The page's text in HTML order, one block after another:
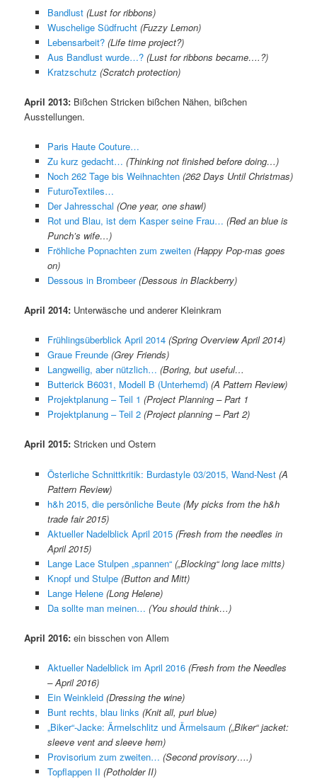
Bandlust (Lust for ribbons)
Wuschelige Südfrucht (Fuzzy Lemon)
Lebensarbeit? (Life time project?)
Aus Bandlust wurde…? (Lust for ribbons became….?)
Kratzschutz (Scratch protection)
April 2013: Bißchen Stricken bißchen Nähen, bißchen
Ausstellungen.
Paris Haute Couture…
Zu kurz gedacht… (Thinking not finished before doing…)
Noch 262 Tage bis Weihnachten (262 Days Until Christmas)
FuturoTextiles…
Der Jahresschal (One year, one shawl)
Rot und Blau, ist dem Kasper seine Frau… (Red an blue is
Punch’s wife…)
Fröhliche Popnachten zum zweiten (Happy Pop-mas goes
on)
Dessous in Brombeer (Dessous in Blackberry)
April 2014: Unterwäsche und anderer Kleinkram
Frühlingsüberblick April 2014 (Spring Overview April 2014)
Graue Freunde (Grey Friends)
Langweilig, aber nützlich… (Boring, but useful…
Butterick B6031, Modell B (Unterhemd) (A Pattern Review)
Projektplanung – Teil 1 (Project Planning – Part 1
Projektplanung – Teil 2 (Project planning – Part 2)
April 2015: Stricken und Ostern
Österliche Schnittkritik: Burdastyle 03/2015, Wand-Nest (A
Pattern Review)
h&h 2015, die persönliche Beute (My picks from the h&h
trade fair 2015)
Aktueller Nadelblick April 2015 (Fresh from the needles in
April 2015)
Lange Lace Stulpen „spannen“ („Blocking“ long lace mitts)
Knopf und Stulpe (Button and Mitt)
Lange Helene (Long Helene)
Da sollte man meinen… (You should think…)
April 2016: ein bisschen von Allem
Aktueller Nadelblick im April 2016 (Fresh from the Needles
– April 2016)
Ein Weinkleid (Dressing the wine)
Bunt rechts, blau links (Knit all, purl blue)
„Biker“-Jacke: Ärmelschlitz und Ärmelsaum („Biker“ jacket:
sleeve vent and sleeve hem)
Provisorium zum zweiten… (Second provisory….)
Topflappen II (Potholder II)